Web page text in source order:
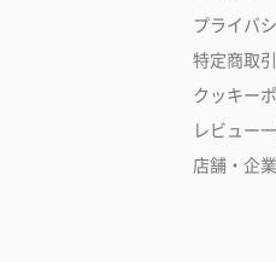
プライバ
特定商取
クッキー
レビュー
店舗・企